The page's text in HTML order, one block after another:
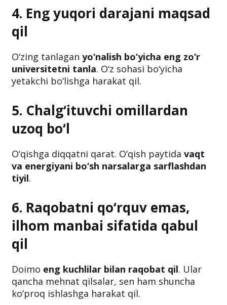
4. Eng yuqori darajani maqsad
qil
O‘zing tanlagan yo‘nalish bo‘yicha eng zo‘r
universitetni tanla. O‘z sohasi bo‘yicha
yetakchi bo‘lishga harakat qil.
5. Chalg‘ituvchi omillardan
uzoq bo‘l
O‘qishga diqqatni qarat. O‘qish paytida vaqt
va energiyani bo‘sh narsalarga sarflashdan
tiyil.
6. Raqobatni qo‘rquv emas,
ilhom manbai sifatida qabul
qil
Doimo eng kuchlilar bilan raqobat qil. Ular
qancha mehnat qilsalar, sen ham shuncha
ko‘proq ishlashga harakat qil.